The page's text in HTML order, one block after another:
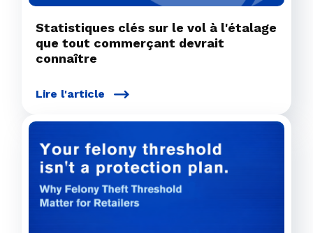
Statistiques clés sur le vol à l'étalage
que tout commerçant devrait
connaître
Lire l'article